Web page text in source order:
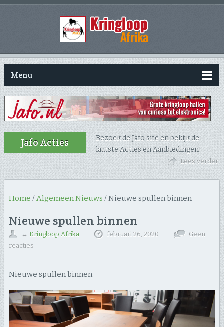
Menu
Jafo Acties
Bezoek de Jafo site en bekijk de
laatste Acties en Aanbiedingen!
Lees verder
Home /Algemeen Nieuws /Nieuwe spullen binnen
Nieuwe spullen binnen
↔ Kringloop Afrika februari 26, 2020
Geen
reacties
Nieuwe spullen binnen